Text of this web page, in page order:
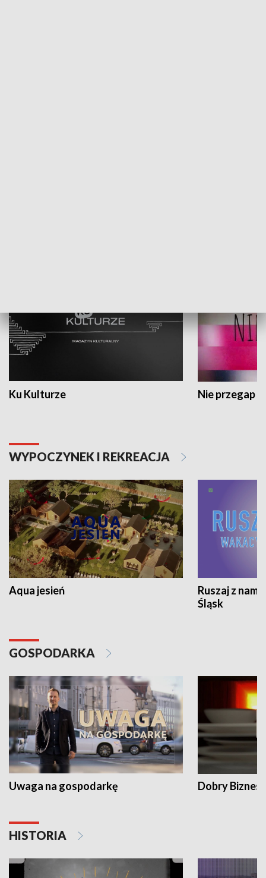
Ku Kulturze Nie przegap
WYPOCZYNEK I REKREACJA
Aqua jesień
Ruszaj z
Śląsk
GOSPODARKA
Uwaga na gospodarkę Dobry Biznes
HISTORIA